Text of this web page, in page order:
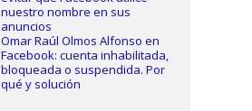
nuestro nombre en sus
anuncios
Omar Raúl Olmos Alfonso en
Facebook: cuenta inhabilitada,
bloqueada o suspendida. Por
qué y solución